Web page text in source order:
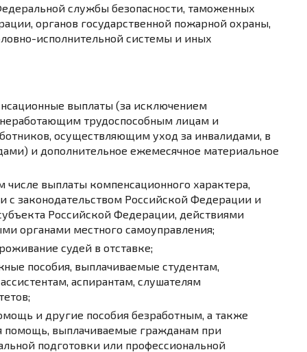
службы безопасности, таможенных
органов государственной пожарной охраны,
исполнительной системы и иных
выплаты (за исключением
трудоспособным лицам и
осуществляющим уход за инвалидами, в
и дополнительное ежемесячное материальное
числе выплаты компенсационного характера,
с законодательством Российской Федерации и
Российской Федерации, действиями
органами местного самоуправления;
судей в отставке;
пособия, выплачиваемые студентам,
аспирантам, слушателям
и другие пособия безработным, а также
помощь, выплачиваемые гражданам при
подготовки или профессиональной